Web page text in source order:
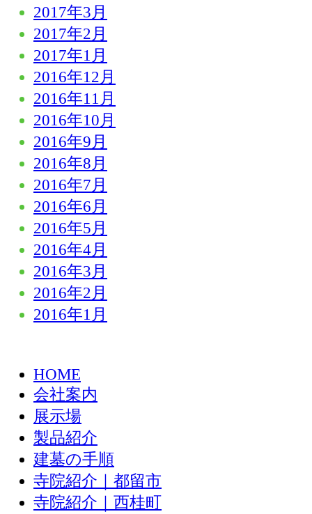
2017年3月
2017年2月
2017年1月
2016年12月
2016年11月
2016年10月
2016年9月
2016年8月
2016年7月
2016年6月
2016年5月
2016年4月
2016年3月
2016年2月
2016年1月
HOME
会社案内
展示場
製品紹介
建墓の手順
寺院紹介｜都留市
寺院紹介｜西桂町